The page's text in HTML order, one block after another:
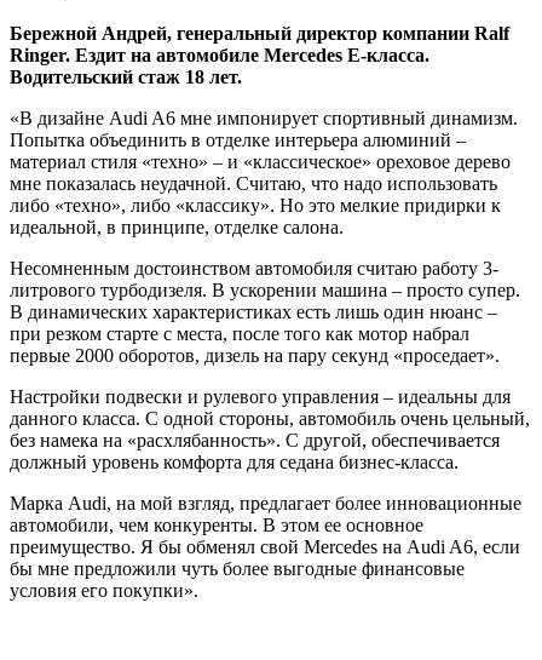
Бережной Андрей, генеральный директор компании Ralf
Ringer. Ездит на автомобиле Mercedes E-класса.
Водительский стаж 18 лет.
«В дизайне Audi A6 мне импонирует спортивный динамизм.
Попытка объединить в отделке интерьера алюминий –
материал стиля «техно» – и «классическое» ореховое дерево
мне показалась неудачной. Считаю, что надо использовать
либо «техно», либо «классику». Но это мелкие придирки к
идеальной, в принципе, отделке салона.
Несомненным достоинством автомобиля считаю работу 3-
литрового турбодизеля. В ускорении машина – просто супер.
В динамических характеристиках есть лишь один нюанс –
при резком старте с места, после того как мотор набрал
первые 2000 оборотов, дизель на пару секунд «проседает».
Настройки подвески и рулевого управления – идеальны для
данного класса. С одной стороны, автомобиль очень цельный,
без намека на «расхлябанность». С другой, обеспечивается
должный уровень комфорта для седана бизнес-класса.
Марка Audi, на мой взгляд, предлагает более инновационные
автомобили, чем конкуренты. В этом ее основное
преимущество. Я бы обменял свой Mercedes на Audi A6, если
бы мне предложили чуть более выгодные финансовые
условия его покупки».